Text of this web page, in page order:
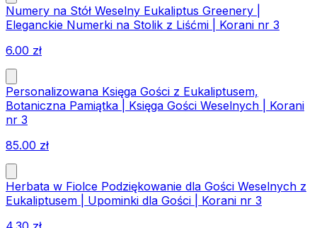
Numery na Stół Weselny Eukaliptus Greenery |
Eleganckie Numerki na Stolik z Liśćmi | Korani nr 3
6.00 zł
Personalizowana Księga Gości z Eukaliptusem,
Botaniczna Pamiątka | Księga Gości Weselnych | Korani
nr 3
85.00 zł
Herbata w Fiolce Podziękowanie dla Gości Weselnych z
Eukaliptusem | Upominki dla Gości | Korani nr 3